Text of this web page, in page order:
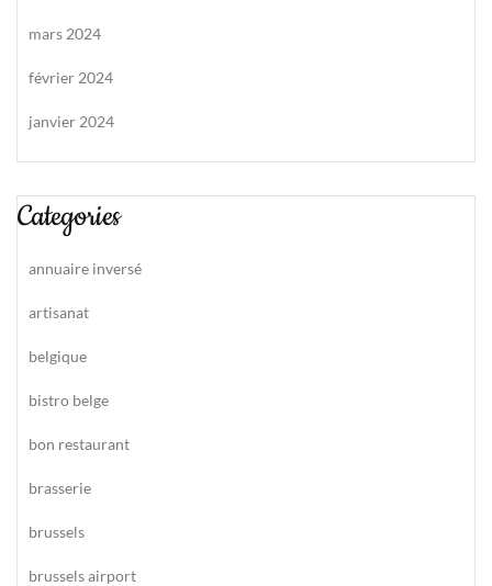
mars 2024
février 2024
janvier 2024
Categories
annuaire inversé
artisanat
belgique
bistro belge
bon restaurant
brasserie
brussels
brussels airport